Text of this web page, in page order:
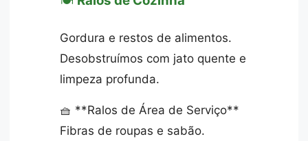
Gordura e restos de alimentos.
Desobstruímos com jato quente e
limpeza profunda.
🧺 **Ralos de Área de Serviço**
Fibras de roupas e sabão.